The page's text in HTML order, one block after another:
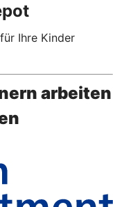
Ihre Kinder
arbeiten